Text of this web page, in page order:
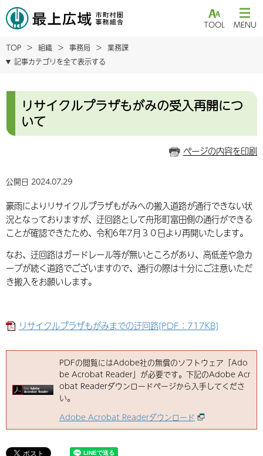
TOOL MENU
TOP 組織 事務局
業務課
記事カテゴリを全て表示する
リサイクルプラザもがみの受入再開につ
いて
ページの内容を印刷
公開日 2024.07.29
豪雨によりリサイクルプラザもがみへの搬入道路が通行できない状
況となっておりますが、迂回路として舟形町富田側の通行ができる
ことが確認できたため、令和6年7月３０日より再開いたします。
なお、迂回路はガードレール等が無いところがあり、高低差や急カ
ーブが続く道路でございますので、通行の際は十分にご注意いただ
き搬入をお願いします。
リサイクルプラザもがみまでの迂回路[PDF：717KB]
PDFの閲覧にはAdobe社の無償のソフトウェア「Ado
be Acrobat Reader」が必要です。下記のAdobe Acr
obat Readerダウンロードページから入手してくださ
い。
Adobe Acrobat Readerダウンロード